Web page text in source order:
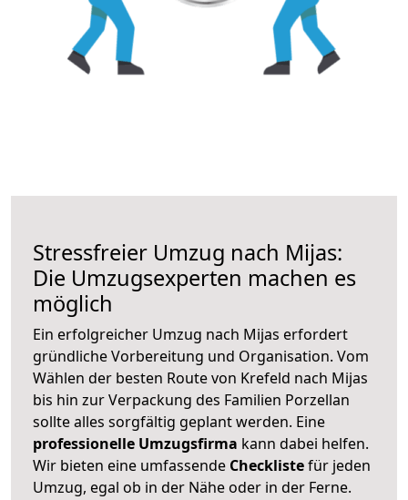
Stressfreier Umzug nach Mijas:
Die Umzugsexperten machen es
möglich
Ein erfolgreicher Umzug nach Mijas erfordert
gründliche Vorbereitung und Organisation. Vom
Wählen der besten Route von Krefeld nach Mijas
bis hin zur Verpackung des Familien Porzellan
sollte alles sorgfältig geplant werden. Eine
professionelle Umzugsfirma kann dabei helfen.
Wir bieten eine umfassende Checklistefür jeden
Umzug, egal ob in der Nähe oder in der Ferne.